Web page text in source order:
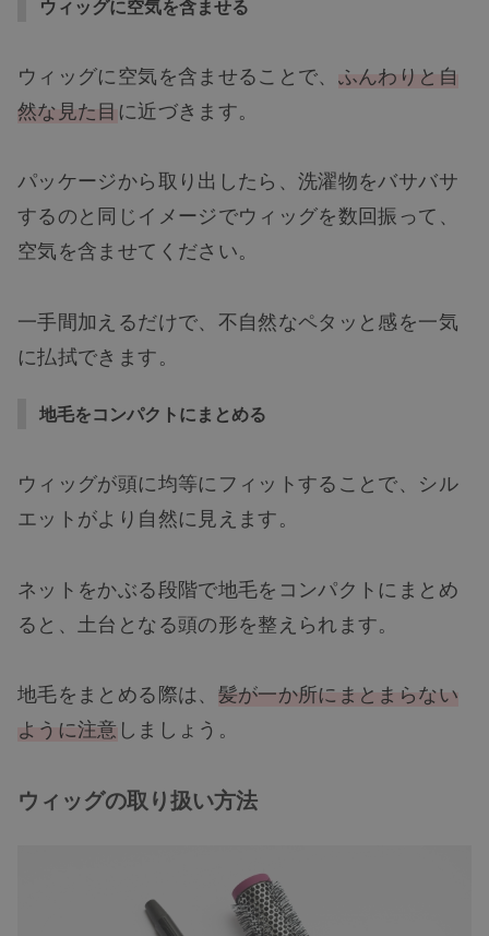
ウィッグに空気を含ませる
ウィッグに空気を含ませることで、 ふんわりと自
然な見た目 に近づきます。
パッケージから取り出したら、洗濯物をバサバサ
するのと同じイメージでウィッグを数回振って、
空気を含ませてください。
一手間加えるだけで、不自然なペタッと感を一気
に払拭できます。
地毛をコンパクトにまとめる
ウィッグが頭に均等にフィットすることで、シル
エットがより自然に見えます。
ネットをかぶる段階で地毛をコンパクトにまとめ
ると、土台となる頭の形を整えられます。
地毛をまとめる際は、 髪が一か所にまとまらない
ように注意 しましょう。
ウィッグの取り扱い方法